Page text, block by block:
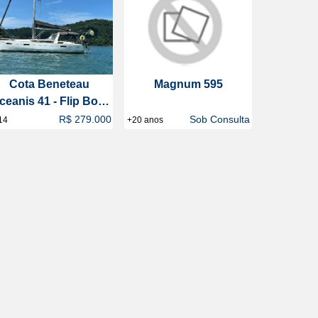
Cota Beneteau
41 - Flip Boat
ClubR$ 279.000
Magnum 595
+20 anos Sob Consulta